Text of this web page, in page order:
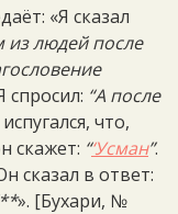
«Я сказал
из людей после
спросил: “А после
что,
скажет: “‘Усман”.
сказал в ответ:
». [Бухари, №